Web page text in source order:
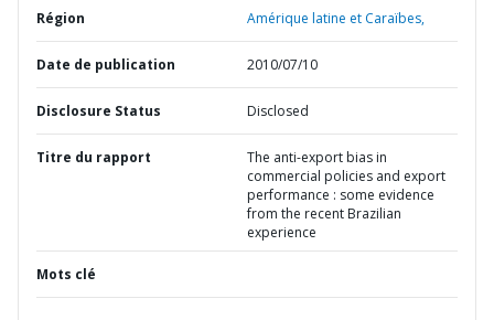
Région Amérique latine et Caraïbes,
Date de publication 2010/07/10
Disclosure Status Disclosed
Titre du rapport
The anti-export bias in
commercial policies and export
performance : some evidence
from the recent Brazilian
experience
Mots clé